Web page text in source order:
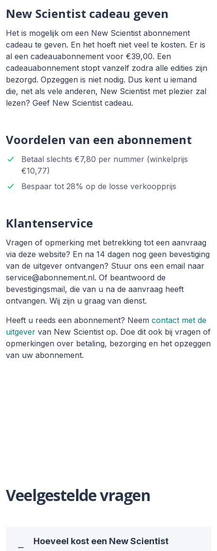
New Scientist cadeau geven
Het is mogelijk om een New Scientist abonnement
cadeau te geven. En het hoeft niet veel te kosten. Er is
al een cadeauabonnement voor €39,00. Een
cadeauabonnement stopt vanzelf zodra alle edities zijn
bezorgd. Opzeggen is niet nodig. Dus kent u iemand
die, net als vele anderen, New Scientist met plezier zal
lezen? Geef New Scientist cadeau.
Voordelen van een abonnement
Betaal slechts €7,80 per nummer (winkelprijs
€10,77)
Bespaar tot 28% op de losse verkoopprijs
Klantenservice
Vragen of opmerking met betrekking tot een aanvraag
via deze website? En na 14 dagen nog geen bevestiging
van de uitgever ontvangen? Stuur ons een email naar
service@abonnement.nl. Of beantwoord de
bevestigingsmail, die van u na de aanvraag heeft
ontvangen. Wij zijn u graag van dienst.
Heeft u reeds een abonnement? Neem contact met de
uitgever van New Scientist op. Doe dit ook bij vragen of
opmerkingen over betaling, bezorging en het opzeggen
van uw abonnement.
Veelgestelde vragen
Hoeveel kost een New Scientist